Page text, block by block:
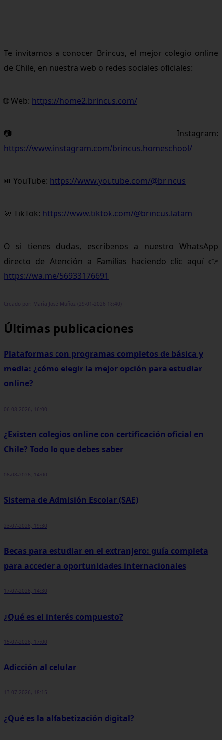
Te invitamos a conocer Brincus, el mejor colegio online
de Chile, en nuestra web o redes sociales oficiales:
🌐 Web: https://home2.brincus.com/
📷 Instagram:
https://www.instagram.com/brincus.homeschool/
⏯ YouTube: https://www.youtube.com/@brincus
🎯 TikTok: https://www.tiktok.com/@brincus.latam
O si tienes dudas, escríbenos a nuestro WhatsApp
directo de Atención a Familias haciendo clic aquí 👉
https://wa.me/56933176691
Creado por: María José Muñoz (29-01-2026 18:40)
Últimas publicaciones
Plataformas con programas completos de básica y
media: ¿cómo elegir la mejor opción para estudiar
online?
06-08-2026, 16:00
¿Existen colegios online con certificación oficial en
Chile? Todo lo que debes saber
06-08-2026, 14:00
Sistema de Admisión Escolar (SAE)
23-07-2026, 19:30
Becas para estudiar en el extranjero: guía completa
para acceder a oportunidades internacionales
17-07-2026, 14:30
¿Qué es el interés compuesto?
15-07-2026, 17:00
Adicción al celular
13-07-2026, 18:15
¿Qué es la alfabetización digital?